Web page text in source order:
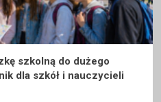
szkolną do dużego
dla szkół i nauczycieli